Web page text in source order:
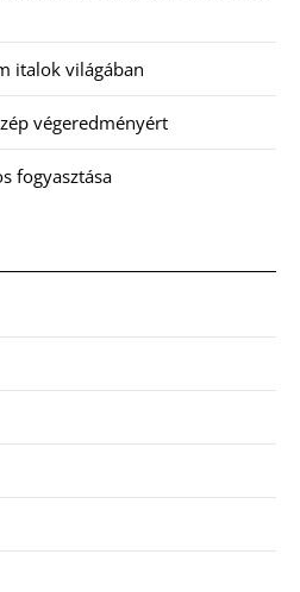
italok világában
végeredményért
fogyasztása